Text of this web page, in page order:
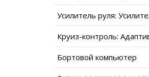
Усилитель руля:
Круиз-контроль:
Бортовой компьютер